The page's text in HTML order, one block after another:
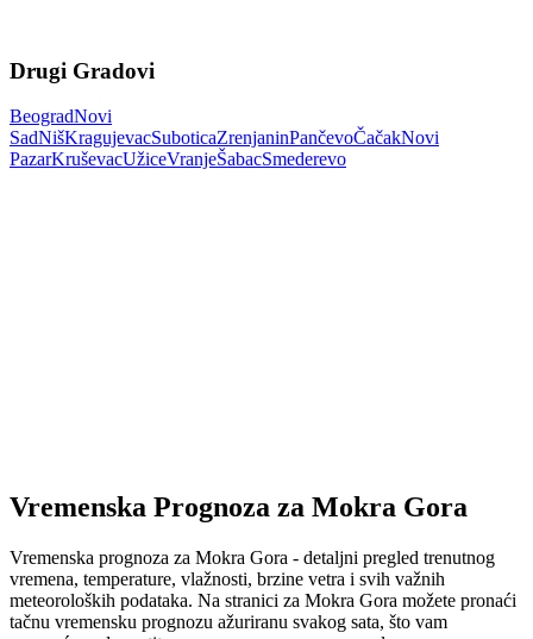
Drugi Gradovi
BeogradNovi
SadNišKragujevacSuboticaZrenjaninPančevoČačakNovi
PazarKruševacUžiceVranjeŠabacSmederevo
Vremenska Prognoza za Mokra Gora
Vremenska prognoza za Mokra Gora - detaljni pregled trenutnog
vremena, temperature, vlažnosti, brzine vetra i svih važnih
meteoroloških podataka. Na stranici za Mokra Gora možete pronaći
tačnu vremensku prognozu ažuriranu svakog sata, što vam